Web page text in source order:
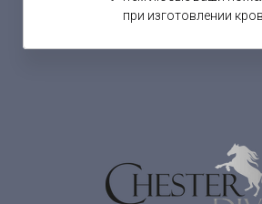
при изготовлении